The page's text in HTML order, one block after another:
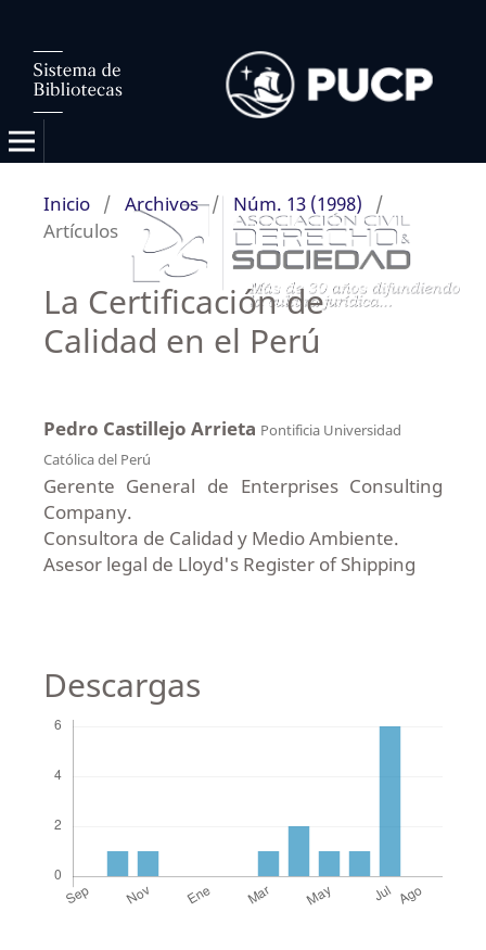
Inicio / Archivos / Núm. 13 (1998)
/
Artículos
La Certificación de
Calidad en el Perú
Pedro Castillejo Arrieta Pontificia Universidad
Católica del Perú
Gerente General de Enterprises Consulting
Company.
Consultora de Calidad y Medio Ambiente.
Asesor legal de Lloyd's Register of Shipping
Descargas